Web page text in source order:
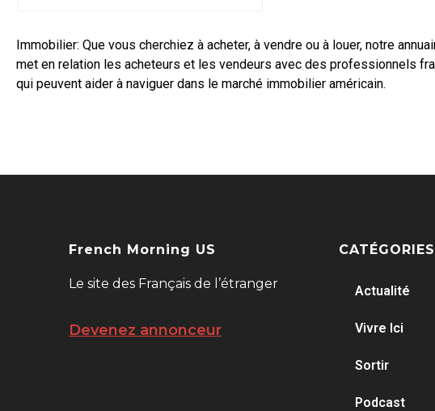
Immobilier: Que vous cherchiez à acheter, à vendre ou à louer, notre
met en relation les acheteurs et les vendeurs avec des professionnels
qui peuvent aider à naviguer dans le marché immobilier américain.
French Morning US
Le site des Français de l’étranger
Devenez annonceur
CATÉGORIES
Actualité
Vivre Ici
Sortir
Podcast